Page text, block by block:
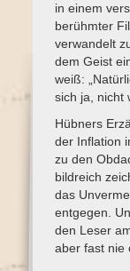
in einem
berühmter
verwandelt
dem Geist
weiß:
sich ja, nicht
Hübners
der Inflation
zu den
bildreich
das
entgegen.
den Leser
aber fast nie